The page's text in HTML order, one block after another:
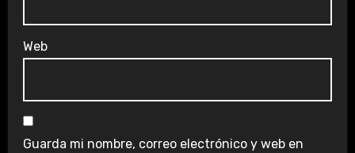
Web
Guarda mi nombre, correo electrónico y web en